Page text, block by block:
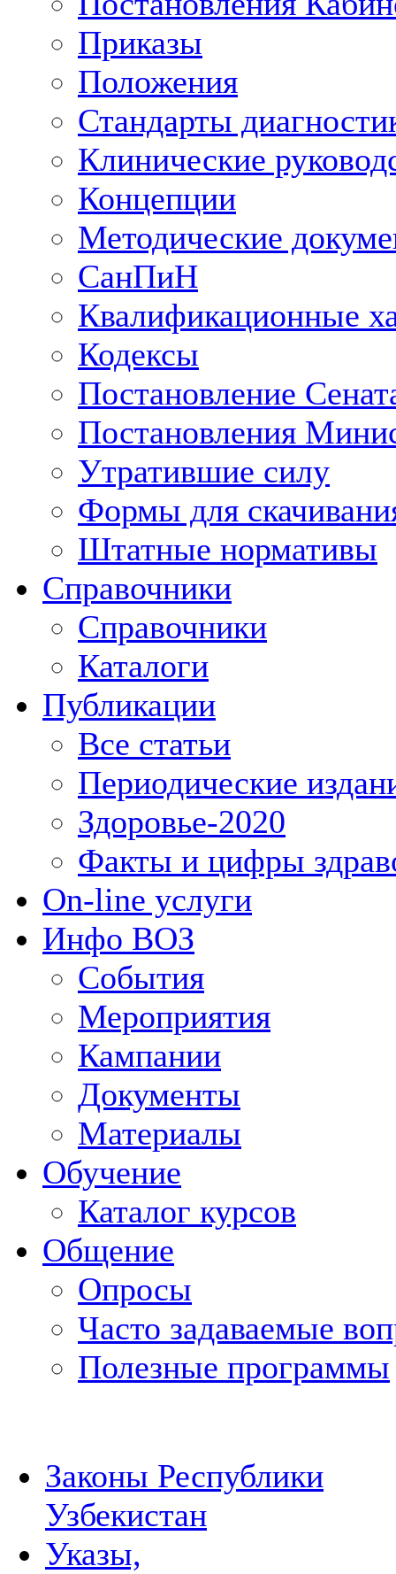
Приказы
Положения
Стандарты
Клинические
Концепции
Методические
СанПиН
Квалификационные
Кодексы
Постановление
Постановления
Утратившие силу
Формы для
Штатные нормативы
Справочники
Справочники
Каталоги
Публикации
Все статьи
Периодические
Здоровье-2020
Факты и цифры
On-line услуги
Инфо ВОЗ
События
Мероприятия
Кампании
Документы
Материалы
Обучение
Каталог курсов
Общение
Опросы
Часто задаваемые
Полезные программы
Законы Республики
Узбекистан
Указы,